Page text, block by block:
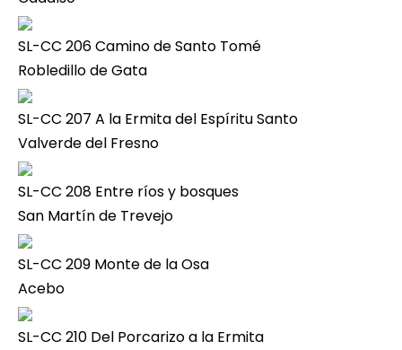
SL-CC 206 Camino de Santo Tomé
Robledillo de Gata
SL-CC 207 A la Ermita del Espíritu Santo
Valverde del Fresno
SL-CC 208 Entre ríos y bosques
San Martín de Trevejo
SL-CC 209 Monte de la Osa
Acebo
SL-CC 210 Del Porcarizo a la Ermita